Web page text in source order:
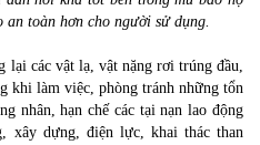
an toàn hơn cho người sử dụng.
lại các vật lạ, vật nặng rơi trúng đầu,
khi làm việc, phòng tránh những tổn
nhân, hạn chế các tại nạn lao động
xây dựng, điện lực, khai thác than